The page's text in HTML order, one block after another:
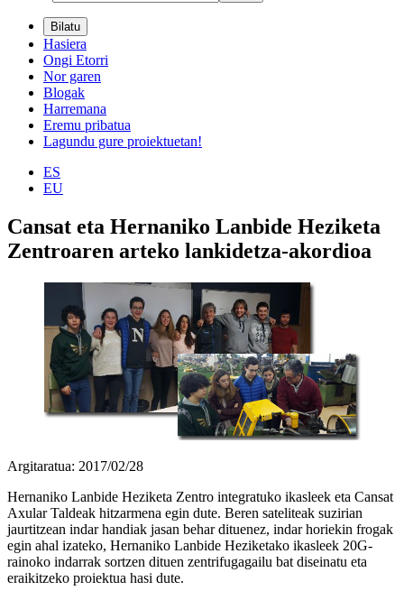
Bilatu
Hasiera
Ongi Etorri
Nor garen
Blogak
Harremana
Eremu pribatua
Lagundu gure proiektuetan!
ES
EU
Cansat eta Hernaniko Lanbide Heziketa
Zentroaren arteko lankidetza-akordioa
Argitaratua: 2017/02/28
Hernaniko Lanbide Heziketa Zentro integratuko ikasleek eta Cansat
Axular Taldeak hitzarmena egin dute. Beren sateliteak suzirian
jaurtitzean indar handiak jasan behar dituenez, indar horiekin frogak
egin ahal izateko, Hernaniko Lanbide Heziketako ikasleek 20G-
rainoko indarrak sortzen dituen zentrifugagailu bat diseinatu eta
eraikitzeko proiektua hasi dute.